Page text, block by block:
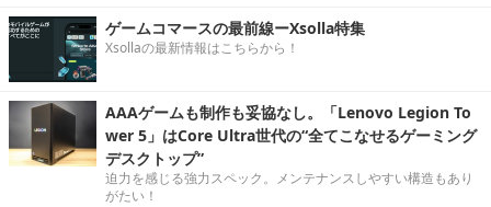
ゲームコマースの最前線ーXsolla特集
Xsollaの最新情報はこちらから！
AAAゲームも制作も妥協なし。「Lenovo Legion To
wer 5」はCore Ultra世代の“全てこなせるゲーミング
デスクトップ”
迫力を感じる強力スペック。メンテナンスしやすい構造もあり
がたい！